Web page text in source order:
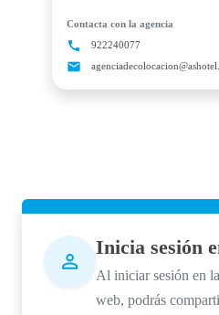
Contacta con la agencia
call 922240077
mail
person_outline
Inicia sesión
Al iniciar sesión en
web, podrás